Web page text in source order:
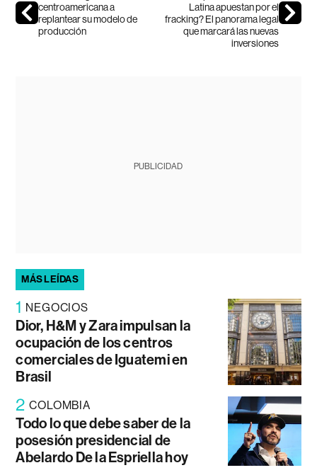
centroamericana a
replantear su modelo de
producción
Latina apuestan por el
fracking? El panorama legal
que marcará las nuevas
inversiones
PUBLICIDAD
MÁS LEÍDAS
1 NEGOCIOS
Dior, H&M y Zara impulsan la
ocupación de los centros
comerciales de Iguatemi en
Brasil
2 COLOMBIA
Todo lo que debe saber de la
posesión presidencial de
Abelardo De la Espriella hoy